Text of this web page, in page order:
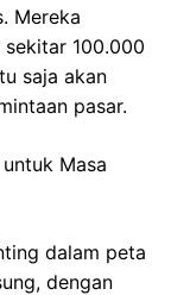
Mereka
100.000
saja akan
pasar.
Masa
dalam peta
dengan